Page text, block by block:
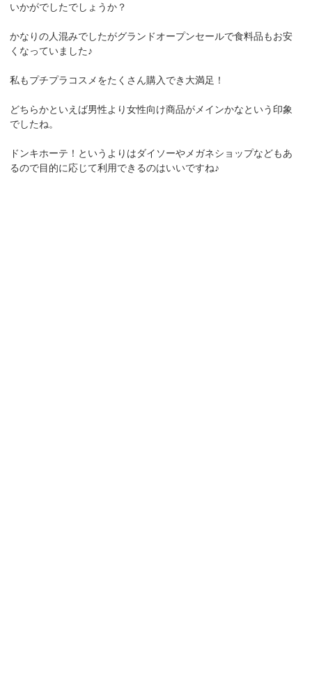
いかがでしたでしょうか？
かなりの人混みでしたがグランドオープンセールで食料品もお安
くなっていました♪
私もプチプラコスメをたくさん購入でき大満足！
どちらかといえば男性より女性向け商品がメインかなという印象
でしたね。
ドンキホーテ！というよりはダイソーやメガネショップなどもあ
るので目的に応じて利用できるのはいいですね♪